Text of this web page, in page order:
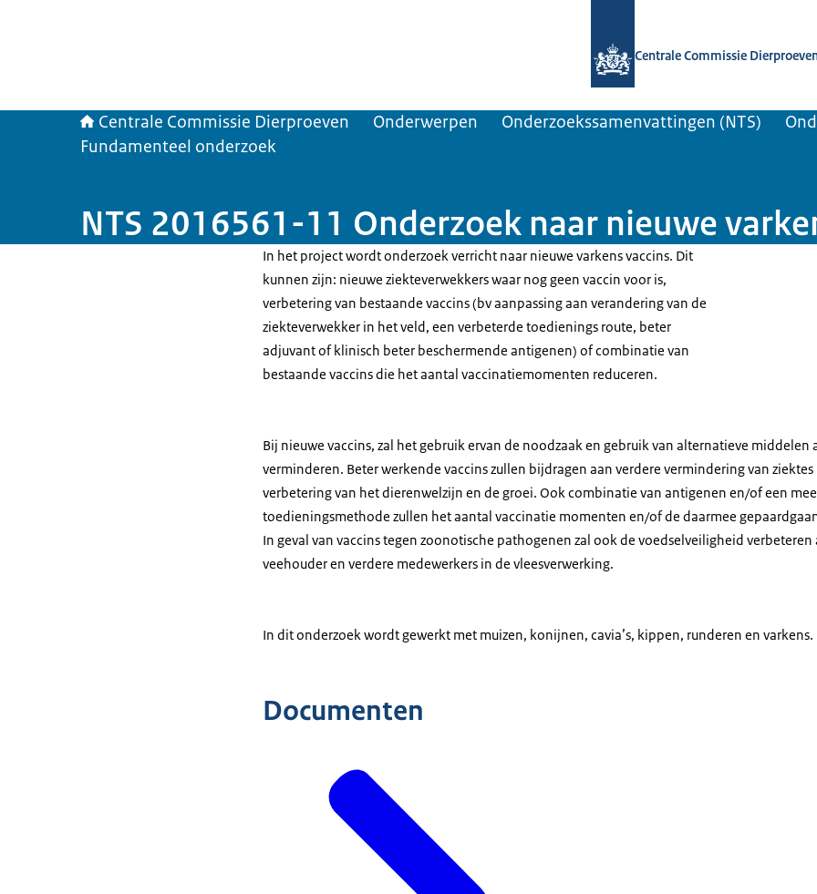
Centrale Commissie
Centrale Commissie Dierproeven Onderwerpen Onderzoekssamenvattingen (NTS)
Fundamenteel onderzoek
NTS 2016561-11 Onderzoek naar nieuwe
In het project wordt onderzoek verricht naar nieuwe varkens vaccins. Dit
kunnen zijn: nieuwe ziekteverwekkers waar nog geen vaccin voor is,
verbetering van bestaande vaccins (bv aanpassing aan verandering van de
ziekteverwekker in het veld, een verbeterde toedienings route, beter
adjuvant of klinisch beter beschermende antigenen) of combinatie van
bestaande vaccins die het aantal vaccinatiemomenten reduceren.
Bij nieuwe vaccins, zal het gebruik ervan de noodzaak en gebruik van alternatieve middelen
verminderen. Beter werkende vaccins zullen bijdragen aan verdere vermindering van
verbetering van het dierenwelzijn en de groei. Ook combinatie van antigenen en/of een
toedieningsmethode zullen het aantal vaccinatie momenten en/of de daarmee
In geval van vaccins tegen zoonotische pathogenen zal ook de voedselveiligheid verbeteren
veehouder en verdere medewerkers in de vleesverwerking.
In dit onderzoek wordt gewerkt met muizen, konijnen, cavia’s, kippen, runderen en varkens.
Documenten